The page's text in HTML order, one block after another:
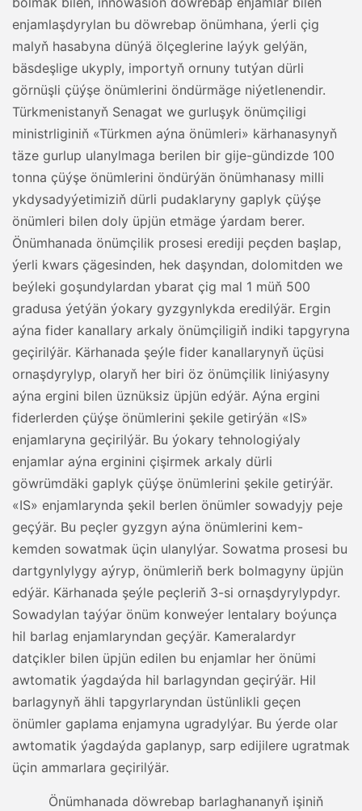
enjamlaşdyrylan bu döwrebap önümhana, ýerli çig
malyň hasabyna dünýä ölçeglerine laýyk gelýän,
bäsdeşlige ukyply, importyň ornuny tutýan dürli
görnüşli çüýşe önümlerini öndürmäge niýetlenendir.
Türkmenistanyň Senagat we gurluşyk önümçiligi
ministrliginiň «Türkmen aýna önümleri» kärhanasynyň
täze gurlup ulanylmaga berilen bir gije-gündizde 100
tonna çüýşe önümlerini öndürýän önümhanasy milli
ykdysadyýetimiziň dürli pudaklaryny gaplyk çüýşe
önümleri bilen doly üpjün etmäge ýardam berer.
Önümhanada önümçilik prosesi erediji peçden başlap,
ýerli kwars çägesinden, hek daşyndan, dolomitden we
beýleki goşundylardan ybarat çig mal 1 müň 500
gradusa ýetýän ýokary gyzgynlykda eredilýär. Ergin
aýna fider kanallary arkaly önümçiligiň indiki tapgyryna
geçirilýär. Kärhanada şeýle fider kanallarynyň üçüsi
ornaşdyrylyp, olaryň her biri öz önümçilik liniýasyny
aýna ergini bilen üznüksiz üpjün edýär. Aýna ergini
fiderlerden çüýşe önümlerini şekile getirýän «IS»
enjamlaryna geçirilýär. Bu ýokary tehnologiýaly
enjamlar aýna erginini çişirmek arkaly dürli
göwrümdäki gaplyk çüýşe önümlerini şekile getirýär.
«IS» enjamlarynda şekil berlen önümler sowadyjy peje
geçýär. Bu peçler gyzgyn aýna önümlerini kem-
kemden sowatmak üçin ulanylýar. Sowatma prosesi bu
dartgynlylygy aýryp, önümleriň berk bolmagyny üpjün
edýär. Kärhanada şeýle peçleriň 3-si ornaşdyrylypdyr.
Sowadylan taýýar önüm konweýer lentalary boýunça
hil barlag enjamlaryndan geçýär. Kameralardyr
datçikler bilen üpjün edilen bu enjamlar her önümi
awtomatik ýagdaýda hil barlagyndan geçirýär. Hil
barlagynyň ähli tapgyrlaryndan üstünlikli geçen
önümler gaplama enjamyna ugradylýar. Bu ýerde olar
awtomatik ýagdaýda gaplanyp, sarp edijilere ugratmak
üçin ammarlara geçirilýär.
Önümhanada döwrebap barlaghananyň işiniň